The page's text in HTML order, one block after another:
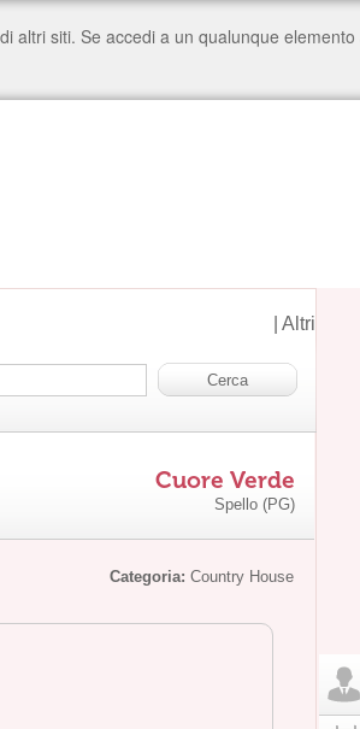
Altri
Cuore Verde
Spello (PG)
Categoria: Country House